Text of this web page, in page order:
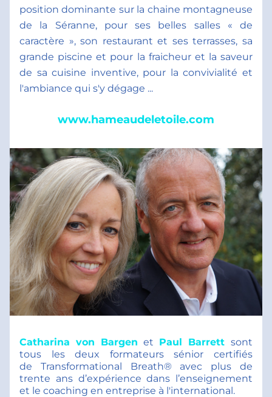
position dominante sur la chaine montagneuse
de la Séranne, pour ses belles salles « de
caractère », son restaurant et ses terrasses, sa
grande piscine et pour la fraicheur et la saveur
de sa cuisine inventive, pour la convivialité et
l'ambiance qui s'y dégage ...
www.hameaudeletoile.com
Catharina von Bargen et Paul Barrett sont
tous les deux formateurs sénior certifiés
de Transformational Breath® avec plus de
trente ans d’expérience dans l’enseignement
et le coaching en entreprise à l'international.